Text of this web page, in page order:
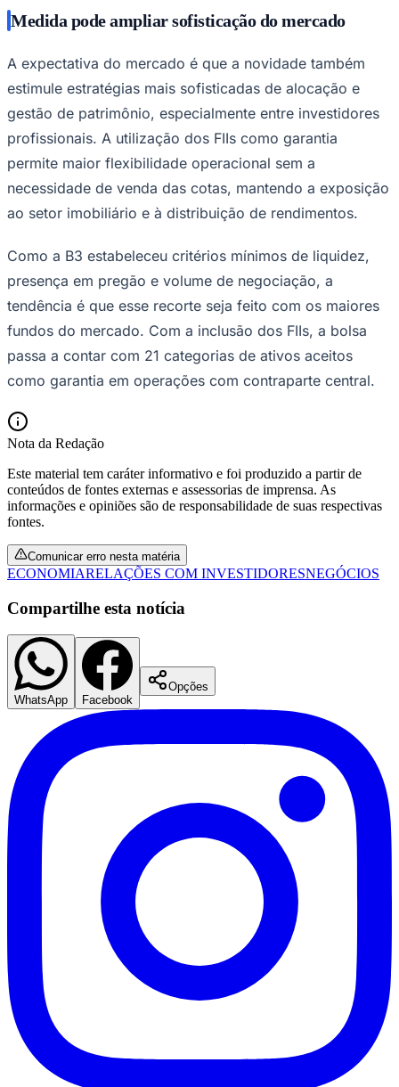
São Paulo
Medida pode ampliar sofisticação do mercado
A expectativa do mercado é que a novidade também
estimule estratégias mais sofisticadas de alocação e
gestão de patrimônio, especialmente entre investidores
profissionais. A utilização dos FIIs como garantia
permite maior flexibilidade operacional sem a
necessidade de venda das cotas, mantendo a exposição
ao setor imobiliário e à distribuição de rendimentos.
Como a B3 estabeleceu critérios mínimos de liquidez,
presença em pregão e volume de negociação, a
tendência é que esse recorte seja feito com os maiores
fundos do mercado. Com a inclusão dos FIIs, a bolsa
passa a contar com 21 categorias de ativos aceitos
como garantia em operações com contraparte central.
Nota da Redação
Este material tem caráter informativo e foi produzido a partir de
conteúdos de fontes externas e assessorias de imprensa. As
informações e opiniões são de responsabilidade de suas respectivas
fontes.
Comunicar erro nesta matéria
ECONOMIARELAÇÕES COM INVESTIDORESNEGÓCIOS
Compartilhe esta notícia
WhatsApp Facebook
Opções